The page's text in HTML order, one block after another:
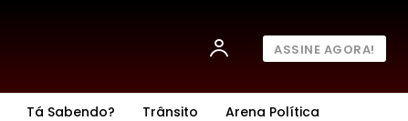
ASSINE AGORA!
Tá Sabendo? Trânsito Arena Política